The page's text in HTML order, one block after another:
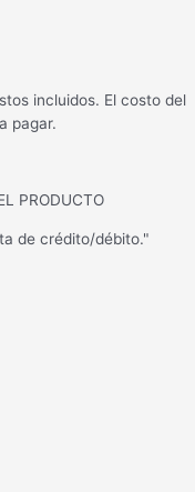
incluidos. El costo del
pagar.
PRODUCTO
de crédito/débito."